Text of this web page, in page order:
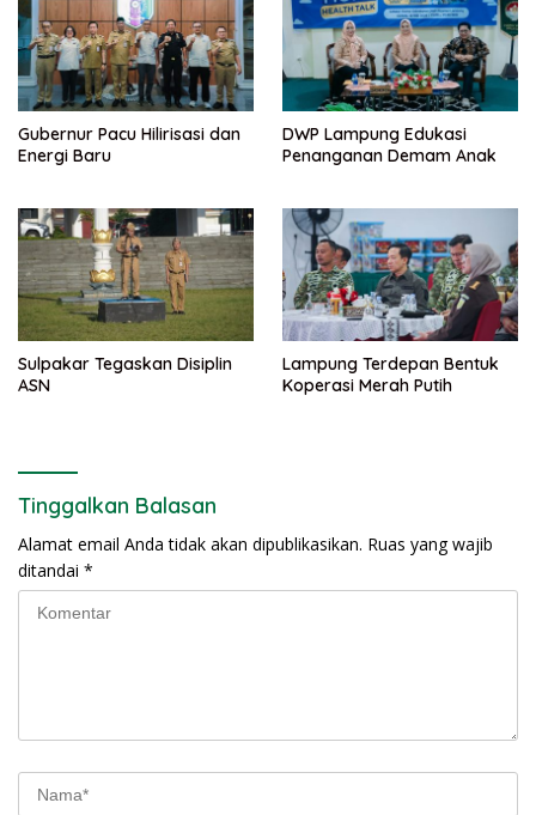
Gubernur Pacu Hilirisasi dan
Energi Baru
DWP Lampung Edukasi
Penanganan Demam Anak
Sulpakar Tegaskan Disiplin
ASN
Lampung Terdepan Bentuk
Koperasi Merah Putih
Tinggalkan Balasan
Alamat email Anda tidak akan dipublikasikan. Ruas yang wajib
ditandai *